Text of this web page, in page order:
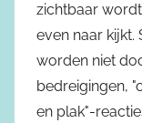
zichtbaar
even naar kijkt.
worden niet
bedreigingen,
en plak"-